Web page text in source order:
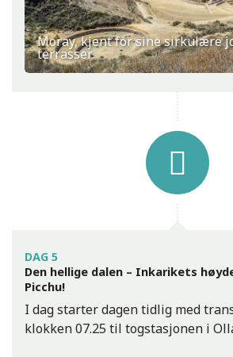
Moray, kjent for sine sirkulære
terrasser
DAG 5
Den hellige dalen – Inkarikets
Picchu!
I dag starter dagen tidlig med
klokken 07.25 til togstasjonen i